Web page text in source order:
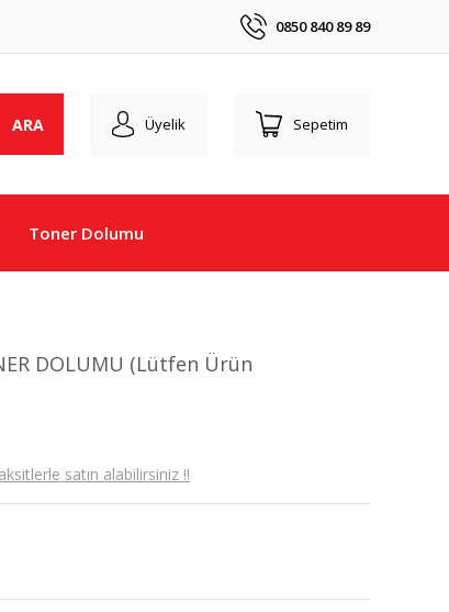
0850 840 89 89
ARA Üyelik Sepetim
Toner Dolumu
DOLUMU (Lütfen Ürün
satın alabilirsiniz !!